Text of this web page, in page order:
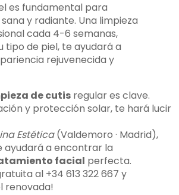
es fundamental para
y radiante. Una limpieza
cada 4-6 semanas,
tipo de piel, te ayudará a
rejuvenecida y
de cutis regular es clave.
y protección solar, te hará lucir
Estética(Valdemoro · Madrid),
ayudará a encontrar la
facial perfecta.
al +34 613 322 667 y
renovada!